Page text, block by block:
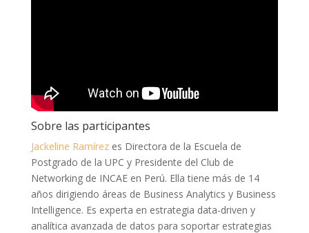
Sobre las participantes
Jackeline Ramírezes Directora de la Escuela de
Postgrado de la UPC y Presidente del Club de
Networking de INCAE en Perú. Ella tiene más de 14
años dirigiendo áreas de Business Analytics y Business
Intelligence. Es experta en estrategia data-driven y
analítica avanzada de datos para soportar estrategias